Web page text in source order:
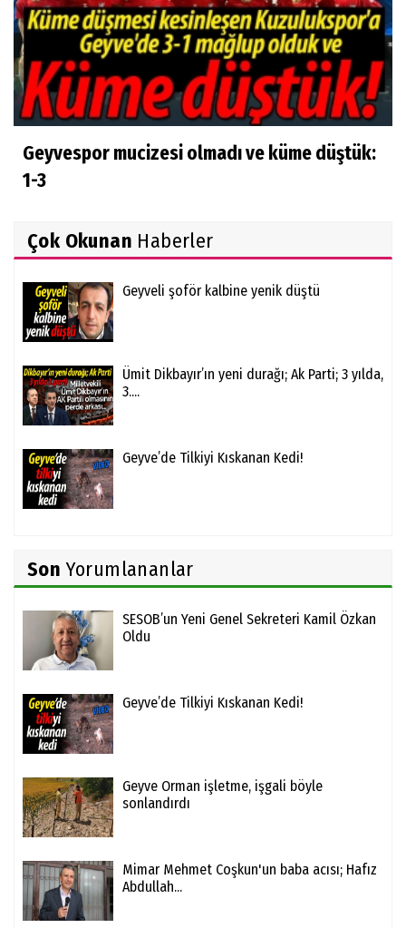
Geyvespor mucizesi olmadı ve küme düştük:
1-3
Çok Okunan Haberler
Geyveli şoför kalbine yenik düştü
Ümit Dikbayır’ın yeni durağı; Ak Parti; 3 yılda,
3....
Geyve’de Tilkiyi Kıskanan Kedi!
Son Yorumlananlar
SESOB’un Yeni Genel Sekreteri Kamil Özkan
Oldu
Geyve’de Tilkiyi Kıskanan Kedi!
Geyve Orman işletme, işgali böyle
sonlandırdı
Mimar Mehmet Coşkun'un baba acısı; Hafız
Abdullah...